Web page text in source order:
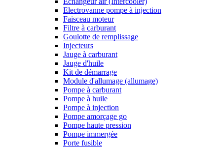
Electrovanne pompe à injection
Faisceau moteur
Filtre à carburant
Goulotte de remplissage
Injecteurs
Jauge à carburant
Jauge d'huile
Kit de démarrage
Module d'allumage (allumage)
Pompe à carburant
Pompe à huile
Pompe à injection
Pompe amorçage go
Pompe haute pression
Pompe immergée
Porte fusible